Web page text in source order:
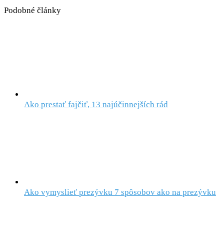
Podobné články
Ako prestať fajčiť, 13 najúčinnejších rád
Ako vymyslieť prezývku 7 spôsobov ako na prezývku